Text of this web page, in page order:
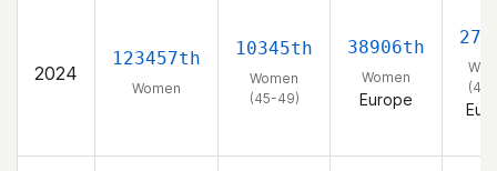
2024
123457th
Women
10345th
Women
(45-49)
38906th
Women
Europe